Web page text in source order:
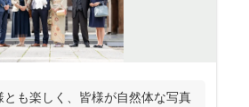
とも楽しく、皆様が自然体な写真